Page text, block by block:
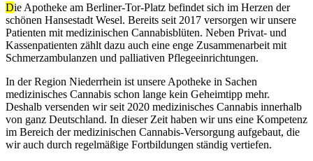
Die Apotheke am Berliner-Tor-Platz befindet sich im Herzen der
schönen Hansestadt Wesel. Bereits seit 2017 versorgen wir unsere
Patienten mit medizinischen Cannabisblüten. Neben Privat- und
Kassenpatienten zählt dazu auch eine enge Zusammenarbeit mit
Schmerzambulanzen und palliativen Pflegeeinrichtungen.
In der Region Niederrhein ist unsere Apotheke in Sachen
medizinisches Cannabis schon lange kein Geheimtipp mehr.
Deshalb versenden wir seit 2020 medizinisches Cannabis innerhalb
von ganz Deutschland. In dieser Zeit haben wir uns eine Kompetenz
im Bereich der medizinischen Cannabis-Versorgung aufgebaut, die
wir auch durch regelmäßige Fortbildungen ständig vertiefen.